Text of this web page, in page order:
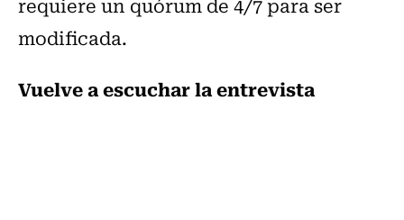
modificada.
Vuelve a escuchar la entrevista